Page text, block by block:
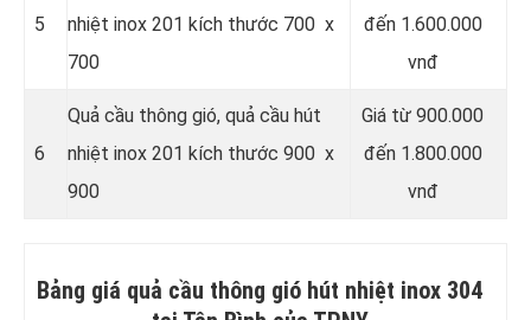
5
nhiệt inox 201 kích thước 700 x
700
đến 1.600.000
vnđ
6
Quả cầu thông gió, quả cầu hút
nhiệt inox 201 kích thước 900 x
900
Giá từ 900.000
đến 1.800.000
vnđ
Bảng giá quả cầu thông gió hút nhiệt inox 304